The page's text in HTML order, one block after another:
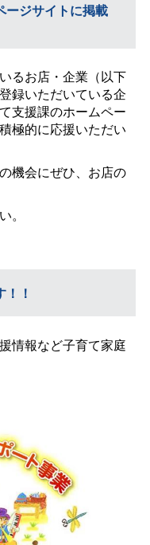
ージサイトに掲載
るお店・企業（以下
録いただいている企
支援課のホームペー
極的に応援いただい
機会にぜひ、お店の
。
！
情報など子育て家庭